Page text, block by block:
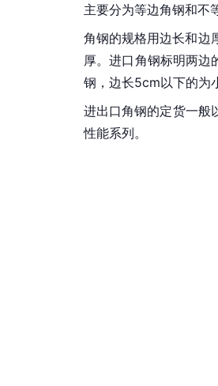
主要分为等边角钢和不
角钢的规格用边长和
厚。进口角钢标明两
钢，边长5cm以下的为
进出口角钢的定货一般
性能系列。